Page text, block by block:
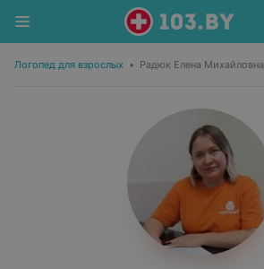
Логопед для взрослых • Радюк Елена Михайловна